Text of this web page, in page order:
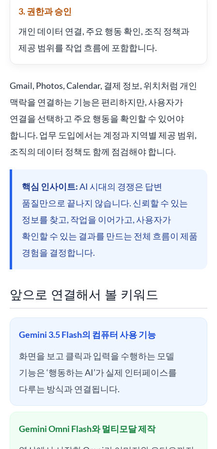
3. 권한과 승인
개인 데이터 연결, 주요 행동 확인, 조직 정책과
제공 범위를 작업 흐름에 포함합니다.
Gmail, Photos, Calendar, 결제 정보, 위치처럼 개인
맥락을 연결하는 기능은 편리하지만, 사용자가
연결을 선택하고 주요 행동을 확인할 수 있어야
합니다. 업무 도입에서는 계정과 지역별 제공 범위,
조직의 데이터 정책도 함께 점검해야 합니다.
핵심 인사이트:AI 시대의 경쟁은 답변
품질만으로 끝나지 않습니다. 신뢰할 수 있는
정보를 찾고, 작업을 이어가고, 사용자가
확인할 수 있는 결과를 만드는 전체 흐름이 제품
경험을 결정합니다.
앞으로 연결해서 볼 키워드
Gemini 3.5 Flash의 컴퓨터 사용 기능
화면을 보고 클릭과 입력을 수행하는 모델
기능은 ‘행동하는 AI’가 실제 인터페이스를
다루는 방식과 연결됩니다.
Gemini Omni Flash와 멀티모달 제작